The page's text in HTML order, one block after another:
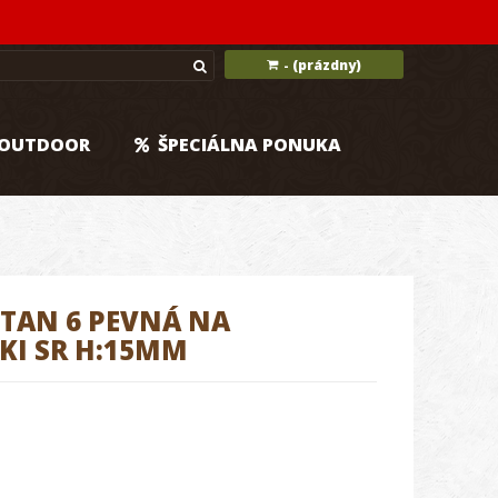
- (prázdny)
ŠPECIÁLNA PONUKA
6 PEVNÁ NA
SR H:15MM